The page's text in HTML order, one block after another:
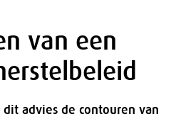
van een
dit advies de contouren van